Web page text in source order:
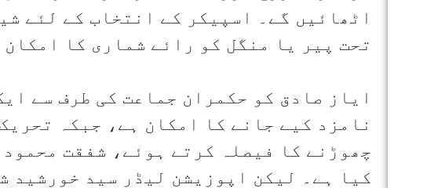
اٹھائیں گے۔ اسپیکر کے انتخاب کے لئے
تحت پیر یا منگل کو رائے شماری کا امکان
ایاز صادق کو حکمران جماعت کی طرف سے
نامزد کیے جانے کا امکان ہے، جبکہ
چھوڑنے کا فیصلہ کرتے ہوئے، شفقت
کیا ہے۔ لیکن اپوزیشن لیڈر سید خورشید